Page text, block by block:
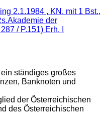
2.1.1984 , KN. mit 1 Bst.,
der
/ P.151) Erh. I
ständiges großes
Banknoten und
der Österreichischen
des Österreichischen